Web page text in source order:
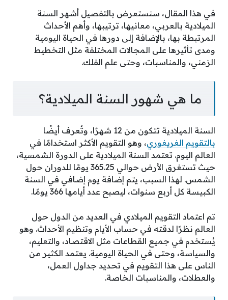
في هذا المقال، سنستعرض بالتفصيل أشهر السنة
الميلادية بالعربي، معانيها، ترتيبها، وأهم الأحداث
المرتبطة بها، بالإضافة إلى دورها في الحياة اليومية
ومدى تأثيرها على المجالات المختلفة مثل التخطيط
الزمني، والمناسبات، وحتى علم الفلك.
ما هي شهور السنة الميلادية؟
السنة الميلادية تتكون من 12 شهرًا، وتُعرف أيضًا
بالتقويم الغريغوري، وهو التقويم الأكثر استخدامًا في
العالم اليوم. تعتمد السنة الميلادية على الدورة الشمسية،
حيث تستغرق الأرض حوالي 365.25 يومًا للدوران حول
الشمس. لهذا السبب، يتم إضافة يوم إضافي في السنة
الكبيسة كل أربع سنوات، ليصبح عدد أيامها 366 يومًا.
تم اعتماد التقويم الميلادي في العديد من الدول حول
العالم نظرًا لدقته في حساب الأيام وتنظيم الأحداث. وهو
يُستخدم في جميع القطاعات مثل الاقتصاد، والتعليم،
والسياسة، وحتى في الحياة اليومية. يعتمد الكثير من
الناس على هذا التقويم في تحديد جداول العمل،
والعطلات، والمناسبات الخاصة.